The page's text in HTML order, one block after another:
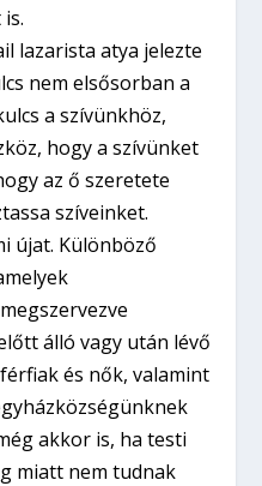
lazarista atya jelezte
nem elsősorban a
a szívünkhöz,
hogy a szívünket
az ő szeretete
szíveinket.
újat. Különböző
álló vagy után lévő
és nők, valamint
akkor is, ha testi
miatt nem tudnak